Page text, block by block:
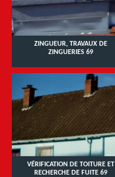
ZINGUEUR, TRAVAUX DE
ZINGUERIES 69
VÉRIFICATION DE TOITURE ET
RECHERCHE DE FUITE 69